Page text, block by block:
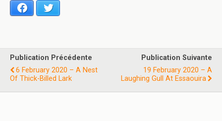
Facebook
Publication Précédente
6 February 2020 – A Nest
Of Thick-Billed Lark
Publication Suivante
19 February 2020 – A
Laughing Gull At Essaouira